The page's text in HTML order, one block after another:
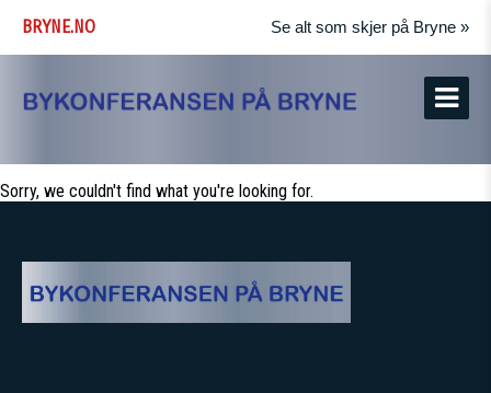
BRYNE.NO Se alt som skjer på Bryne »
Sorry, we couldn't find what you're looking for.